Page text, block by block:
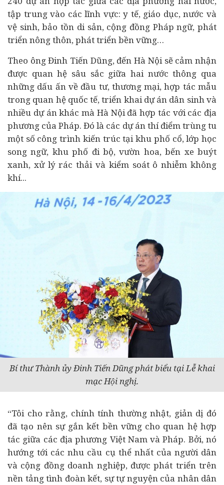
tập trung vào các lĩnh vực:y tế, giáo dục, nước và
vệ sinh, bảo tồn di sản, cộng đồng Pháp ngữ, phát
triển nông thôn, phát triển bền vững…
Theo ông Đinh Tiến Dũng, đến Hà Nội sẽ cảm nhận
được quan hệ sâu sắc giữa hai nước thông qua
những dấu ấn về đầu tư, thương mại, hợp tác mẫu
trong quan hệ quốc tế, triển khai dự án dân sinh và
nhiều dự án khác mà Hà Nội đã hợp tác với các địa
phương của Pháp. Đó là các dự án thí điểm trùng tu
một số công trình kiến trúc tại khu phố cổ, lớp học
song ngữ, khu phố đi bộ, vườn hoa, bến xe buýt
xanh, xử lý rác thải và kiểm soát ô nhiễm không
khí...
Bí thư Thành ủy Đinh Tiến Dũng phát biểu tại Lễ khai
mạc Hội nghị.
“Tôi cho rằng, chính tính thường nhật, giản dị đó
đã tạo nên sự gắn kết bền vững cho quan hệ hợp
tác giữa các địa phương Việt Nam và Pháp. Bởi, nó
hướng tới các nhu cầu cụ thể nhất của người dân
và cộng đồng doanh nghiệp, được phát triển trên
nền tảng tình đoàn kết, sự tự nguyện của nhân dân